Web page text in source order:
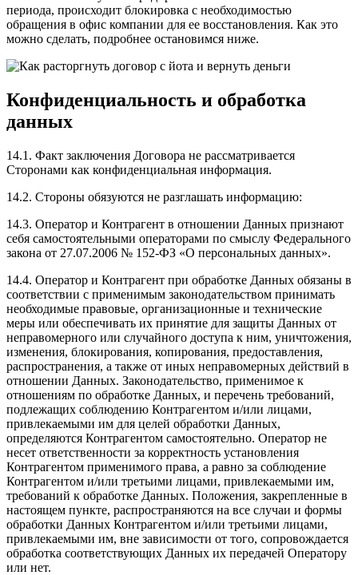
периода, происходит блокировка с необходимостью
обращения в офис компании для ее восстановления. Как это
можно сделать, подробнее остановимся ниже.
Конфиденциальность и обработка
данных
14.1. Факт заключения Договора не рассматривается
Сторонами как конфиденциальная информация.
14.2. Стороны обязуются не разглашать информацию:
14.3. Оператор и Контрагент в отношении Данных признают
себя самостоятельными операторами по смыслу Федерального
закона от 27.07.2006 № 152-ФЗ «О персональных данных».
14.4. Оператор и Контрагент при обработке Данных обязаны в
соответствии с применимым законодательством принимать
необходимые правовые, организационные и технические
меры или обеспечивать их принятие для защиты Данных от
неправомерного или случайного доступа к ним, уничтожения,
изменения, блокирования, копирования, предоставления,
распространения, а также от иных неправомерных действий в
отношении Данных. Законодательство, применимое к
отношениям по обработке Данных, и перечень требований,
подлежащих соблюдению Контрагентом и/или лицами,
привлекаемыми им для целей обработки Данных,
определяются Контрагентом самостоятельно. Оператор не
несет ответственности за корректность установления
Контрагентом применимого права, а равно за соблюдение
Контрагентом и/или третьими лицами, привлекаемыми им,
требований к обработке Данных. Положения, закрепленные в
настоящем пункте, распространяются на все случаи и формы
обработки Данных Контрагентом и/или третьими лицами,
привлекаемыми им, вне зависимости от того, сопровождается
обработка соответствующих Данных их передачей Оператору
или нет.